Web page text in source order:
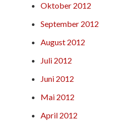
Oktober 2012
September 2012
August 2012
Juli 2012
Juni 2012
Mai 2012
April 2012